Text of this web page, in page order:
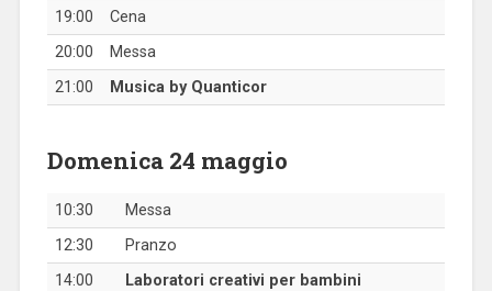
19:00
Cena
20:00
Messa
21:00
Musica by Quanticor
Domenica 24 maggio
10:30
Messa
12:30
Pranzo
14:00
Laboratori creativi per bambini